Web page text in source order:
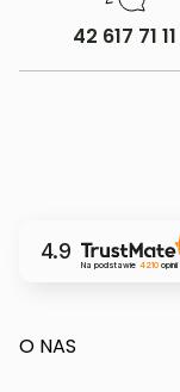
42 617 71 11
4.9
Na podstawie 4210opinii
O NAS